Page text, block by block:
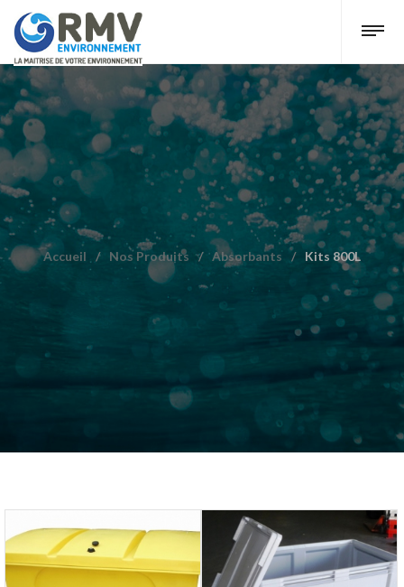
Accueil / Nos Produits / Absorbants / Kits 800L